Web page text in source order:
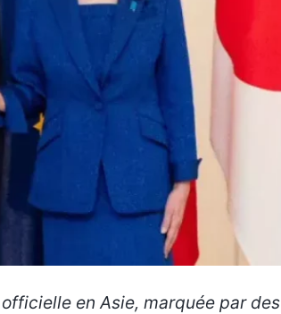
en Asie, marquée par des